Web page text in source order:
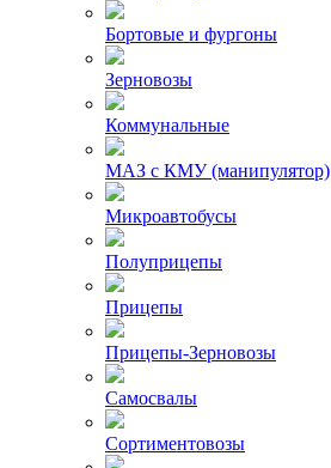
Бортовые и фургоны
Зерновозы
Коммунальные
МАЗ с КМУ (манипулятор)
Микроавтобусы
Полуприцепы
Прицепы
Прицепы-Зерновозы
Самосвалы
Сортиментовозы